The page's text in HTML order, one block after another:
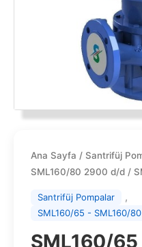
Ana Sayfa / Santrifüj
SML160/80 2900 d/d /
Santrifüj Pompalar ,
SML160/65 - SML160/
SML160/65